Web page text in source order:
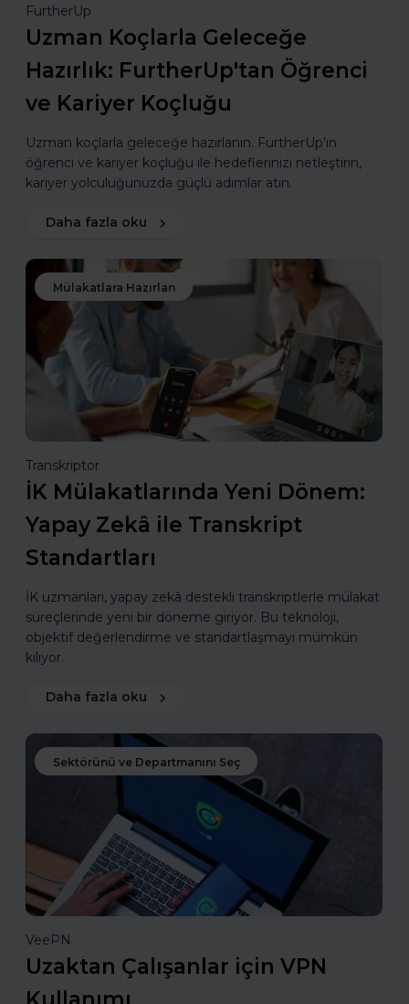
FurtherUp
Uzman Koçlarla Geleceğe
Hazırlık: FurtherUp'tan Öğrenci
ve Kariyer Koçluğu
Uzman koçlarla geleceğe hazırlanın. FurtherUp’ın
öğrenci ve kariyer koçluğu ile hedeflerinizi netleştirin,
kariyer yolculuğunuzda güçlü adımlar atın.
Daha fazla oku
Mülakatlara Hazırlan
Transkriptor
İK Mülakatlarında Yeni Dönem:
Yapay Zekâ ile Transkript
Standartları
İK uzmanları, yapay zekâ destekli transkriptlerle mülakat
süreçlerinde yeni bir döneme giriyor. Bu teknoloji,
objektif değerlendirme ve standartlaşmayı mümkün
kılıyor.
Daha fazla oku
Sektörünü ve Departmanını Seç
VeePN
Uzaktan Çalışanlar için VPN